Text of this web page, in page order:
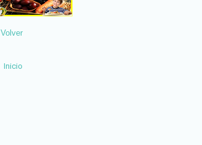
Volver
Inicio